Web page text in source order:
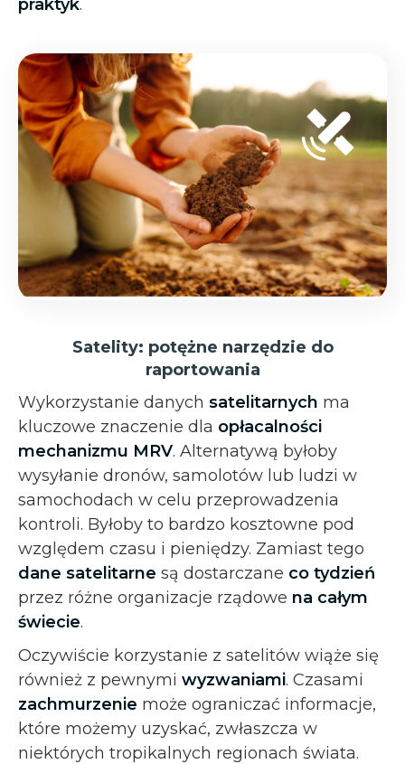
praktyk.
Satelity: potężne narzędzie do
raportowania
Wykorzystanie danych satelitarnych ma
kluczowe znaczenie dla opłacalności
mechanizmu MRV. Alternatywą byłoby
wysyłanie dronów, samolotów lub ludzi w
samochodach w celu przeprowadzenia
kontroli. Byłoby to bardzo kosztowne pod
względem czasu i pieniędzy. Zamiast tego
dane satelitarne są dostarczane co tydzień
przez różne organizacje rządowe na całym
świecie.
Oczywiście korzystanie z satelitów wiąże się
również z pewnymi wyzwaniami. Czasami
zachmurzenie może ograniczać informacje,
które możemy uzyskać, zwłaszcza w
niektórych tropikalnych regionach świata.